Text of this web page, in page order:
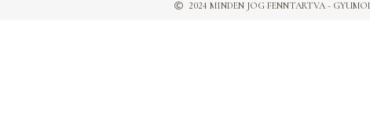
2024 MINDEN JOG FENNTARTVA -